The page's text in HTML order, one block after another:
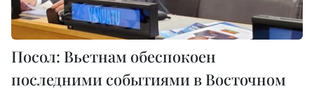
Посол: Вьетнам обеспокоен
последними событиями в Восточном